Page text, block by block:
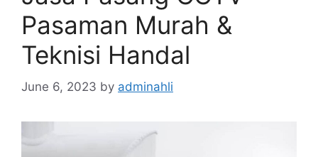
Pasaman Murah &
Teknisi Handal
June 6, 2023 by adminahli